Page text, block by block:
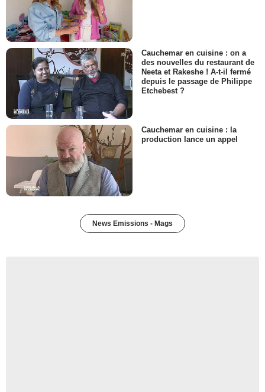
Cauchemar en cuisine : on a
des nouvelles du restaurant de
Neeta et Rakeshe ! A-t-il fermé
depuis le passage de Philippe
Etchebest ?
Cauchemar en cuisine : la
production lance un appel
News Emissions - Mags